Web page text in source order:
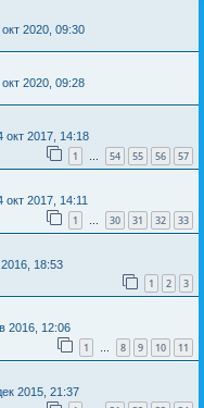
2020, 09:30
2020, 09:28
окт 2017, 14:18
1 … 54 55 56 57
окт 2017, 14:11
1 … 30 31 32 33
18:53
1 2 3
2016, 12:06
1 … 8 9 10 11
2015, 21:37